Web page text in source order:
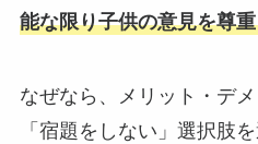
能な限り子供の意見を尊
なぜなら、メリット・デ
「宿題をしない」選択肢